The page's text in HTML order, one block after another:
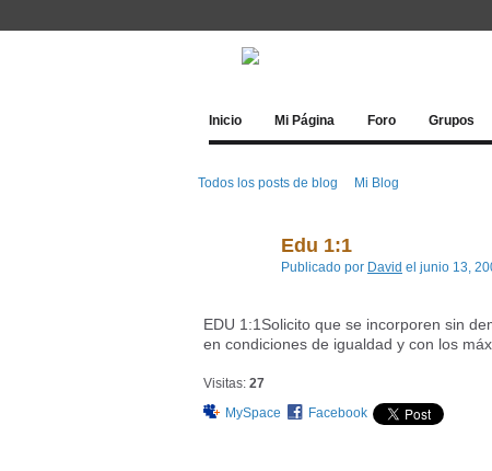
Inicio Mi Página Foro Grupos
Todos los posts de blog Mi Blog
Edu 1:1
Publicado por David el junio 13,
EDU 1:1Solicito que se incorporen sin
en condiciones de igualdad y con los
Visitas: 27
MySpace
Facebook